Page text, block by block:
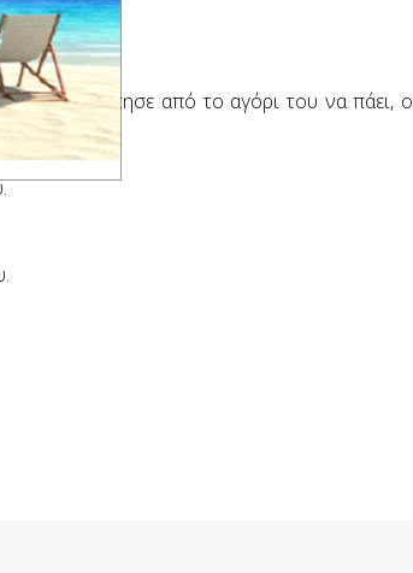
τους.
μόνος. Ζήτησε από το αγόρι του να πάει, ο